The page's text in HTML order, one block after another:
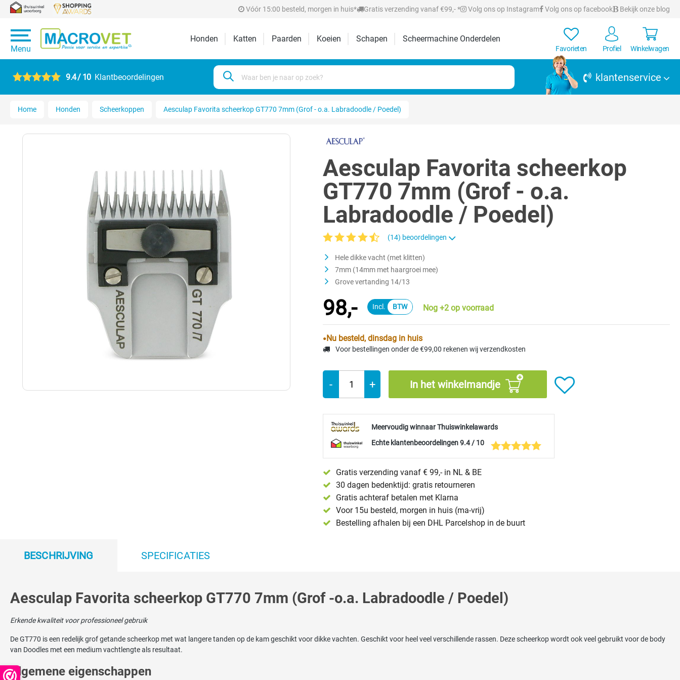
Vóór 15:00 besteld, morgen in huis* Gratis verzending vanaf €99,- * Volg ons op Instagram Volg ons op facebook Bekijk onze blog
Menu
Honden Katten Paarden Koeien Schapen Scheermachine Onderdelen
Favorieten Profiel Winkelwagen
9.4 / 10 Klantbeoordelingen klantenservice
Home Honden Scheerkoppen Aesculap Favorita scheerkop GT770 7mm (Grof - o.a. Labradoodle / Poedel)
Aesculap Favorita scheerkop
GT770 7mm (Grof - o.a.
Labradoodle / Poedel)
(14) beoordelingen
Hele dikke vacht (met klitten)
7mm (14mm met haargroei mee)
Grove vertanding 14/13
98,- Nog +2 op voorraad
Nu besteld, dinsdag in huis
Voor bestellingen onder de €99,00 rekenen wij verzendkosten
- + In het winkelmandje
Meervoudig winnaar Thuiswinkelawards
Echte klantenbeoordelingen 9.4 / 10
Gratis verzending vanaf € 99,- in NL & BE
30 dagen bedenktijd: gratis retourneren
Gratis achteraf betalen met Klarna
Voor 15u besteld, morgen in huis (ma-vrij)
Bestelling afhalen bij een DHL Parcelshop in de buurt
BESCHRIJVING SPECIFICATIES
Aesculap Favorita scheerkop GT770 7mm (Grof -o.a. Labradoodle / Poedel)
Erkende kwaliteit voor professioneel gebruik
De GT770 is een redelijk grof getande scheerkop met wat langere tanden op de kam geschikt voor dikke vachten. Geschikt voor heel veel verschillende rassen. Deze scheerkop wordt ook veel gebruikt voor de body
van Doodles met een medium vachtlengte als resultaat.
Algemene eigenschappen